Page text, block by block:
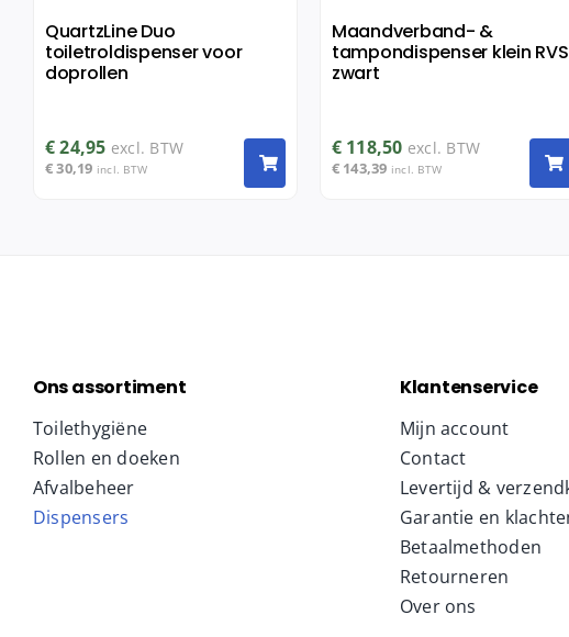
QuartzLine Duo
toiletroldispenser voor
doprollen
€24,95 excl. BTW
€30,19 incl. BTW
Maandverband- &
tampondispenser klein RVS
zwart
€ 118,50 excl. BTW
€ 143,39 incl. BTW
Ons assortiment
Toilethygiëne
Rollen en doeken
Afvalbeheer
Dispensers
Klantenservice
Mijn account
Contact
Levertijd &
Garantie en
Betaalmethoden
Retourneren
Over ons